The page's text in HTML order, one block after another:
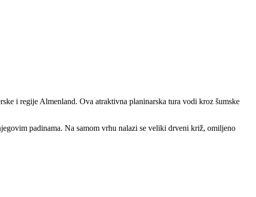
i regije Almenland. Ova atraktivna planinarska tura vodi kroz šumske
padinama. Na samom vrhu nalazi se veliki drveni križ, omiljeno